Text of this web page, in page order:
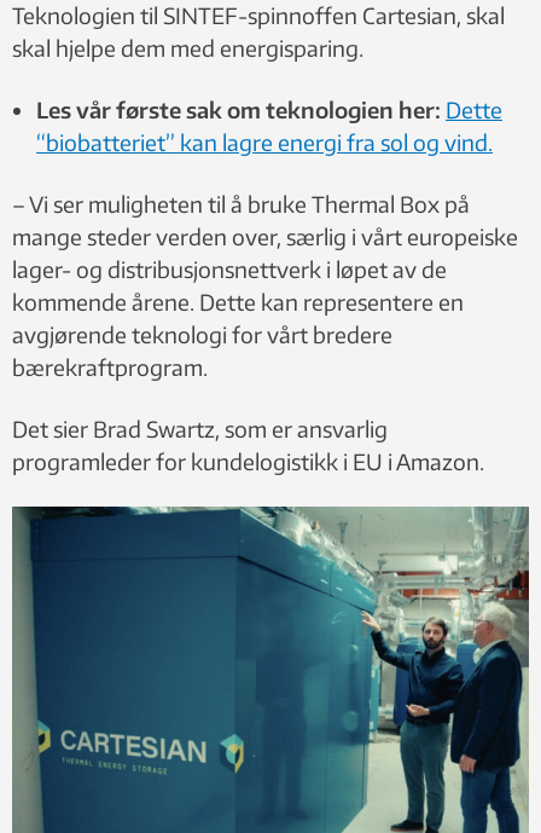
Teknologien til SINTEF-spinnoffen Cartesian, skal
skal hjelpe dem med energisparing.
Les vår første sak om teknologien her: Dette
“biobatteriet” kan lagre energi fra sol og vind.
– Vi ser muligheten til å bruke Thermal Box på
mange steder verden over, særlig i vårt europeiske
lager- og distribusjonsnettverk i løpet av de
kommende årene. Dette kan representere en
avgjørende teknologi for vårt bredere
bærekraftprogram.
Det sier Brad Swartz, som er ansvarlig
programleder for kundelogistikk i EU i Amazon.